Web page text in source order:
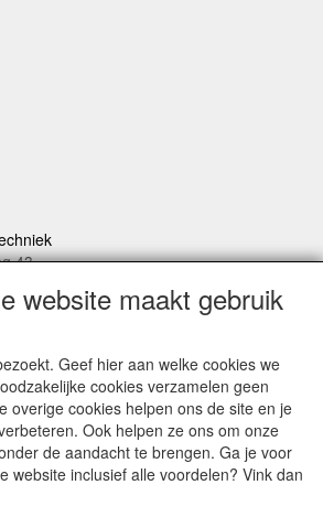
43
ongeacht gewicht, verstuurd
voor € 6,95
21% BTW, tenzij anders vermeldt
website maakt gebruik
Geef hier aan welke cookies we
cookies verzamelen geen
overige cookies helpen ons de site en je
Ook helpen ze ons om onze
de aandacht te brengen. Ga je voor
website inclusief alle voordelen? Vink dan